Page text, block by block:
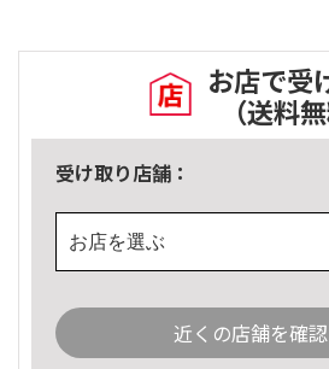
お店で受
（送料無
受け取り店舗：
お店を選ぶ
近くの店舗を確